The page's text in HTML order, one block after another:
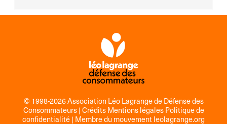
© 1998-2026 Association Léo Lagrange de Défense des
Consommateurs |Crédits Mentions légales Politique de
confidentialité| Membre du mouvementleolagrange.org